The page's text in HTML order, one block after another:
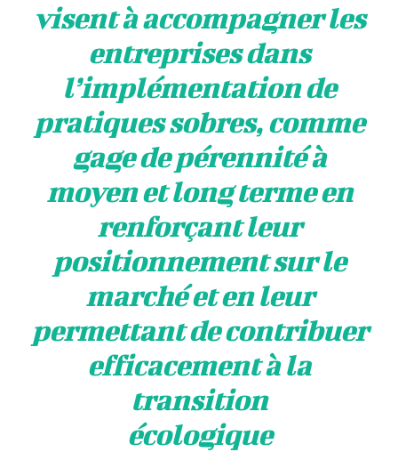
visent à accompagner les
entreprises dans
l’implémentation de
pratiques sobres, comme
gage de pérennité à
moyen et long terme en
renforçant leur
positionnement sur le
marché et en leur
permettant de contribuer
efficacement à la
transition
écologique